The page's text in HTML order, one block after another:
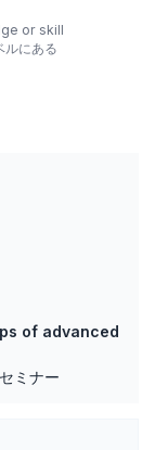
or skill
ルにある
of advanced
ミナー